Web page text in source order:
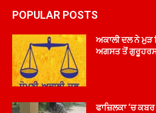
POPULAR POSTS
ਅਕਾਲੀ ਦਲ ਨੇ ਮੁੜ
ਅਗਸਤ ਤੋਂ
ਫਾਜ਼ਿਲਕਾ ‘ਚ